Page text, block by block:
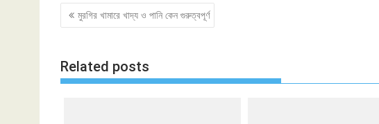
Post
navigation
মুরগির খামারে খাদ্য ও পানি কেন গুরুত্বপূর্ণ
Related posts